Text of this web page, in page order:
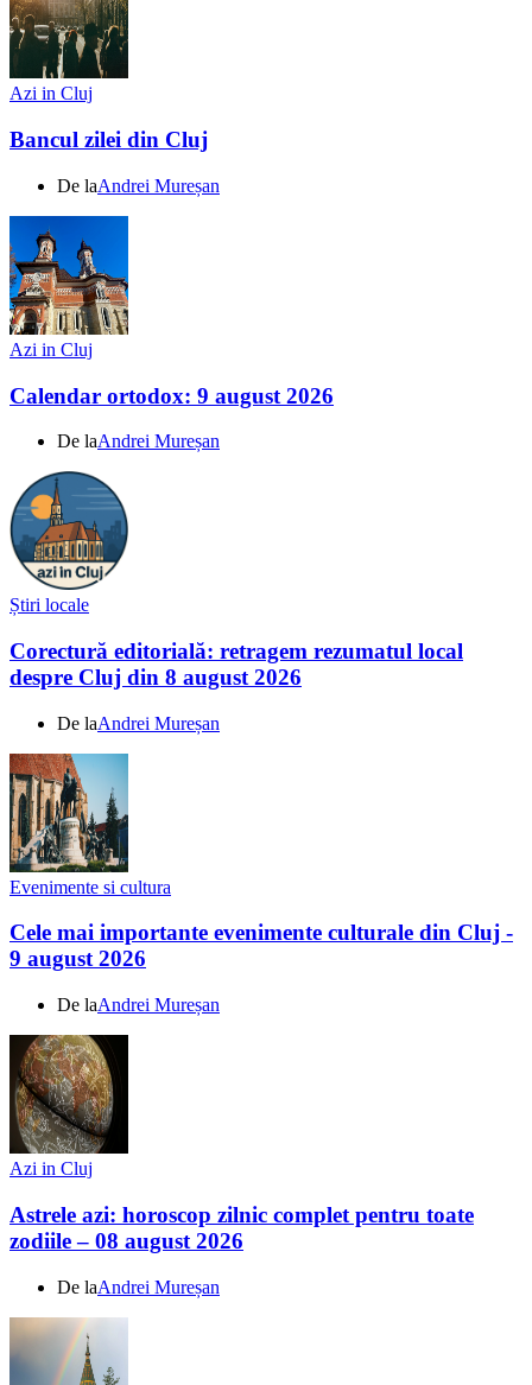
Azi in Cluj
Bancul zilei din Cluj
De laAndrei Mureșan
Azi in Cluj
Calendar ortodox: 9 august 2026
De laAndrei Mureșan
Știri locale
Corectură editorială: retragem rezumatul local
despre Cluj din 8 august 2026
De laAndrei Mureșan
Evenimente si cultura
Cele mai importante evenimente culturale din Cluj -
9 august 2026
De laAndrei Mureșan
Azi in Cluj
Astrele azi: horoscop zilnic complet pentru toate
zodiile – 08 august 2026
De laAndrei Mureșan